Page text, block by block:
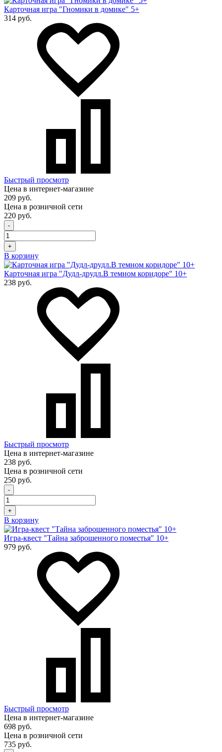
Карточная игра "Гномики в домике" 5+
314 руб.
Быстрый просмотр
Цена в интернет-магазине
209 руб.
Цена в розничной сети
220 руб.
-
+
В корзину
Карточная игра "Дудл-друдл.В темном коридоре" 10+
238 руб.
Быстрый просмотр
Цена в интернет-магазине
238 руб.
Цена в розничной сети
250 руб.
-
+
В корзину
Игра-квест "Тайна заброшенного поместья" 10+
979 руб.
Быстрый просмотр
Цена в интернет-магазине
698 руб.
Цена в розничной сети
735 руб.